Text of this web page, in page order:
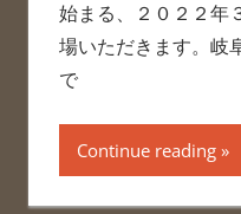
始まる、２０２２年
場いただきます。岐
で
Continue reading